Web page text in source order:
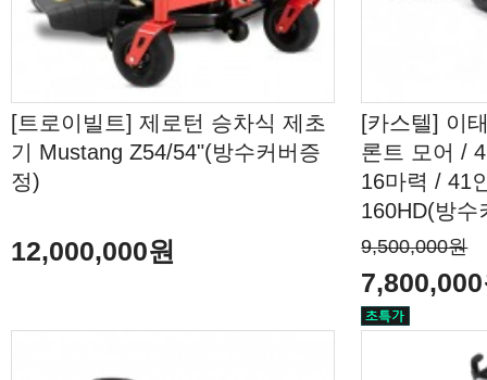
[트로이빌트] 제로턴 승차식 제초
기 Mustang Z54/54"(방수커버증
정)
12,000,000원
[카스텔] 이
론트 모어 /
16마력 / 41
160HD(방수
9,500,000원